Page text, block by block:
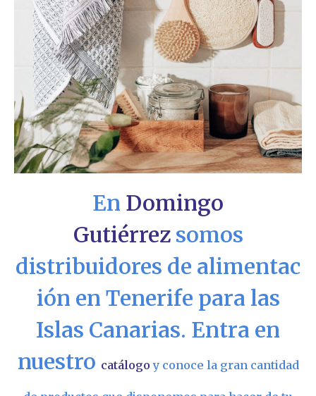
En Domingo
Gutiérrezsomos
distribuidores de alimentac
ión en Tenerife para las
Islas Canarias. Entra en
nuestro catálogo y conoce la gran cantidad